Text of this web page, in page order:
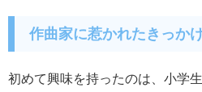
作曲家に惹かれたきっか
初めて興味を持ったのは、小学生